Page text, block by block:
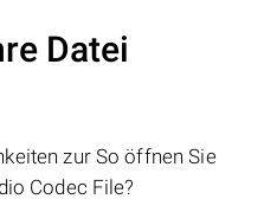
Datei
zur So öffnen Sie
Codec File?